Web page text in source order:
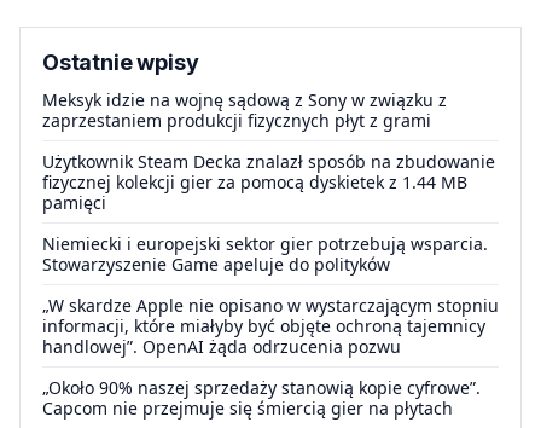
Ostatnie wpisy
Meksyk idzie na wojnę sądową z Sony w związku z
zaprzestaniem produkcji fizycznych płyt z grami
Użytkownik Steam Decka znalazł sposób na zbudowanie
fizycznej kolekcji gier za pomocą dyskietek z 1.44 MB
pamięci
Niemiecki i europejski sektor gier potrzebują wsparcia.
Stowarzyszenie Game apeluje do polityków
„W skardze Apple nie opisano w wystarczającym stopniu
informacji, które miałyby być objęte ochroną tajemnicy
handlowej”. OpenAI żąda odrzucenia pozwu
„Około 90% naszej sprzedaży stanowią kopie cyfrowe”.
Capcom nie przejmuje się śmiercią gier na płytach